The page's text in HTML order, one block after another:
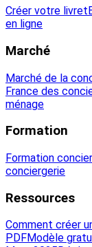
Créer votre livret
en ligne
Marché
Marché de la
France des
ménage
Formation
Formation
conciergerie
Ressources
Comment créer
PDFModèle